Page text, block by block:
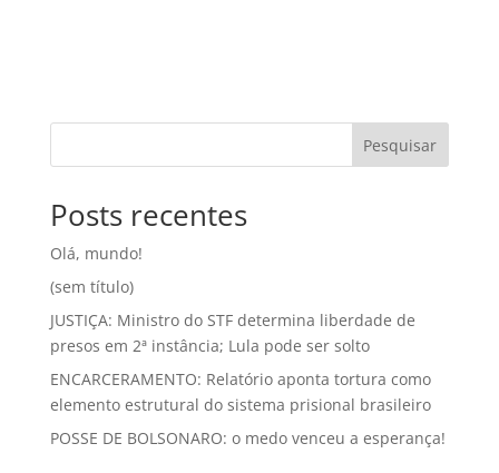
Pesquisar
Posts recentes
Olá, mundo!
(sem título)
JUSTIÇA: Ministro do STF determina liberdade de
presos em 2ª instância; Lula pode ser solto
ENCARCERAMENTO: Relatório aponta tortura como
elemento estrutural do sistema prisional brasileiro
POSSE DE BOLSONARO: o medo venceu a esperança!